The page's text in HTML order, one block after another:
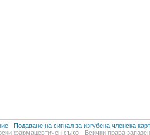
| Подаване на сигнал за изгубена членска
фармацевтичен съюз - Всички права